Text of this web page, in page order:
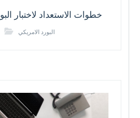
خطوات الاستعداد لاختبار
البورد الامريكي